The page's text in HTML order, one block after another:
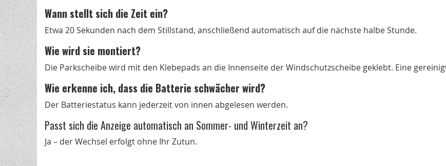
Wann stellt sich die Zeit ein?
Etwa 20 Sekunden nach dem Stillstand, anschließend automatisch auf die nächste halbe Stunde.
Wie wird sie montiert?
Die Parkscheibe wird mit den Klebepads an die Innenseite der Windschutzscheibe geklebt. Eine
Wie erkenne ich, dass die Batterie schwächer wird?
Der Batteriestatus kann jederzeit von innen abgelesen werden.
Passt sich die Anzeige automatisch an Sommer- und Winterzeit an?
Ja – der Wechsel erfolgt ohne Ihr Zutun.